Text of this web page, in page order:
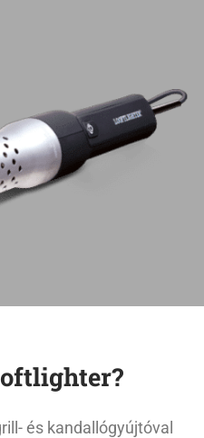
és kandallógyújtóval